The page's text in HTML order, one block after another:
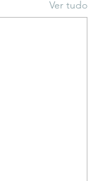
Ver tudo